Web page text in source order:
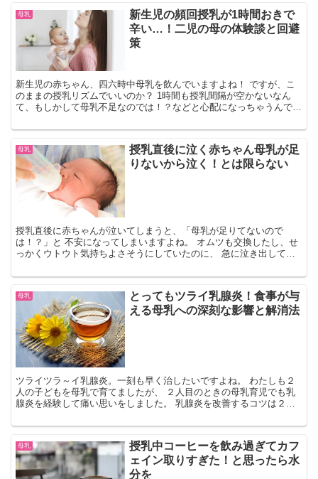
母乳
新生児の頻回授乳が1時間おきで
辛い…！二児の母の体験談と回避
策
新生児の赤ちゃん、四六時中母乳を飲んでいますよね！ ですが、こ
のままの授乳リズムでいいのか？ 1時間も授乳間隔が空かないなん
て、もしかして母乳不足なのでは！？などと心配になっちゃうんです
し、１時間空かないことも珍しくありませんでした。 とはいえ、頻
なときに試して欲しい方法がこの３つ。 ・完全母乳にこだわり過ぎ
ない ・添い乳を取り入れる ・授乳以外の気分転換をする わたし自身
の体験談も交えながら、詳しく解説していきます。
母乳
授乳直後に泣く赤ちゃん母乳が足
りないから泣く！とは限らない
授乳直後に赤ちゃんが泣いてしまうと、「母乳が足りてないので
は！？」と 不安になってしまいますよね。 オムツも交換したし、せ
っかくウトウト気持ちよさそうにしていたのに、 急に泣き出してし
母乳
とってもツライ乳腺炎！食事が与
える母乳への深刻な影響と解消法
ツライツラ～イ乳腺炎。一刻も早く治したいですよね。 わたしも２
人の子どもを母乳で育てましたが、 ２人目のときの母乳育児でも乳
腺炎を経験して痛い思いをしました。 乳腺炎を改善するコツは２
母乳
授乳中コーヒーを飲み過ぎてカフ
ェイン取りすぎた！と思ったら水
分を